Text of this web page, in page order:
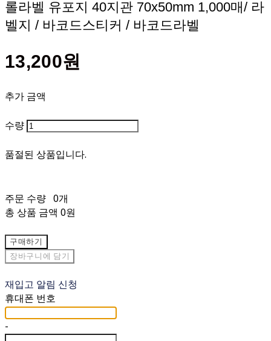
롤라벨 유포지 40지관 70x50mm 1,000매/ 라
벨지 / 바코드스티커 / 바코드라벨
13,200원
추가 금액
수량
품절된 상품입니다.
주문 수량 0개
총 상품 금액 0원
구매하기
장바구니에 담기
재입고 알림 신청
휴대폰 번호
-